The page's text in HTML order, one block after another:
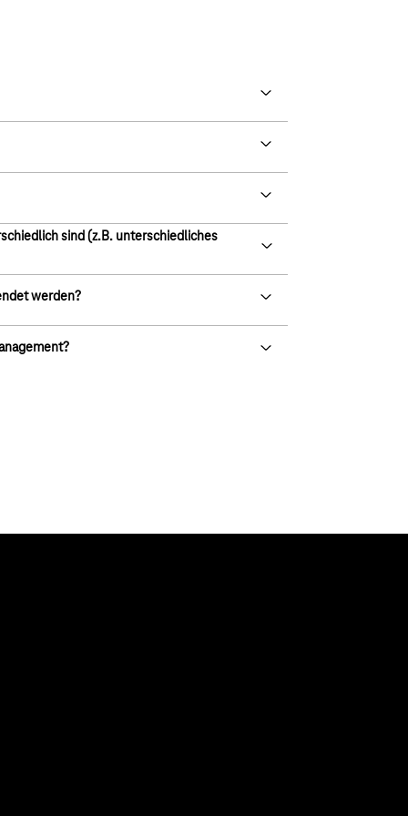
sind (z.B. unterschiedliches
werden?